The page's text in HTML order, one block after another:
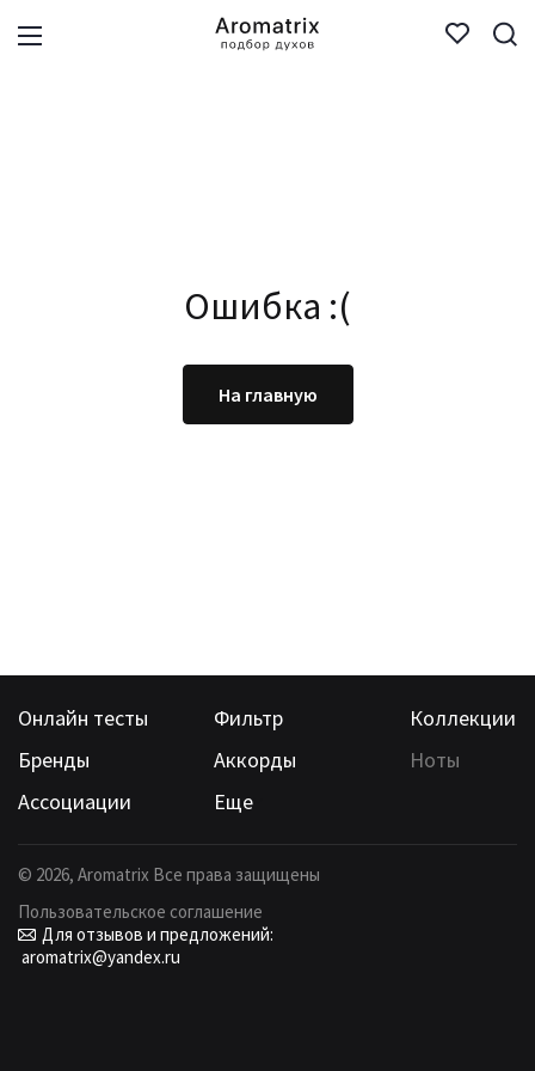
Ошибка :(
На главную
Онлайн тесты Фильтр
Коллекции
Бренды
Аккорды
Ноты
Ассоциации
Еще
© 2026, Aromatrix Все права защищены
Пользовательское соглашение
Для отзывов и предложений:
aromatrix@yandex.ru